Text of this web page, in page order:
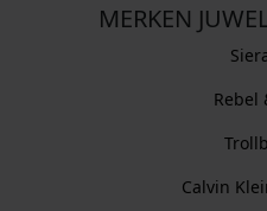
MERKEN
Rebel
Calvin